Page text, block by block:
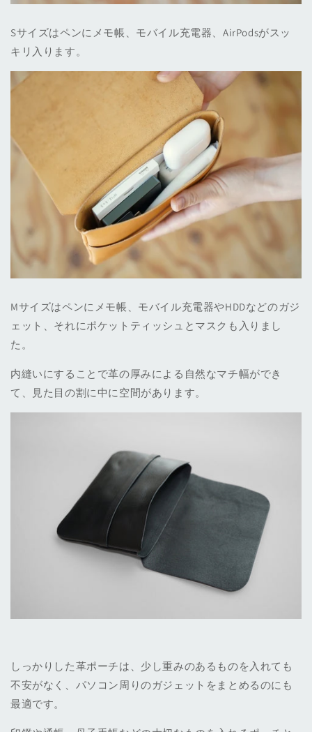
Sサイズはペンにメモ帳、モバイル充電器、AirPodsがスッ
キリ入ります。
Mサイズはペンにメモ帳、モバイル充電器やHDDなどのガジ
ェット、それにポケットティッシュとマスクも入りまし
た。
内縫いにすることで革の厚みによる自然なマチ幅ができ
て、見た目の割に中に空間があります。
しっかりした革ポーチは、少し重みのあるものを入れても
不安がなく、パソコン周りのガジェットをまとめるのにも
最適です。